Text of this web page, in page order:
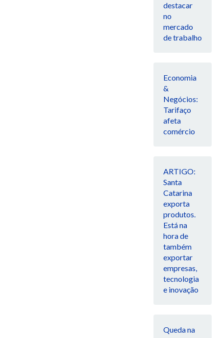
destacar
no
mercado
de trabalho
Economia
&
Negócios:
Tarifaço
afeta
comércio
ARTIGO:
Santa
Catarina
exporta
produtos.
Está na
hora de
também
exportar
empresas,
tecnologia
e inovação
Queda na